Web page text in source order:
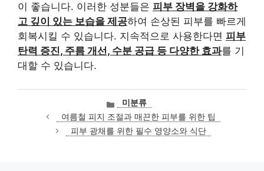
이 좋습니다. 이러한 성분들은 피부 장벽을 강화하
고 깊이 있는 보습을 제공하여 손상된 피부를 빠르게
회복시킬 수 있습니다. 지속적으로 사용한다면 피부
탄력 증진, 주름 개선, 수분 공급 등 다양한 효과를 기
대할 수 있습니다.
카
테
고
리
미분류
여름철 피지 조절과 매끈한 피부를 위한 팁
피부 광채를 위한 필수 영양소와 식단